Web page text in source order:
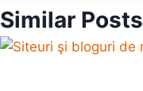
Similar Posts